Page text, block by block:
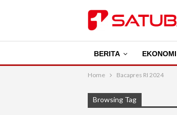
BERITA EKONOMI
Home Bacapres RI 2024
Browsing Tag